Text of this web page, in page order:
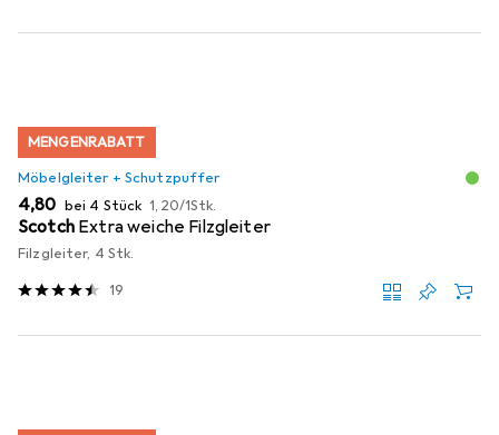
MENGENRABATT
Möbelgleiter + Schutzpuffer
EUR
4,80 bei 4 Stück EUR
1,20/1Stk.
Scotch Extra weiche Filzgleiter
Filzgleiter, 4 Stk.
19